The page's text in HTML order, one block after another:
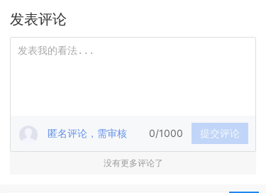
发表评论
匿名评论，需审核 0/1000 提交评论
没有更多评论了